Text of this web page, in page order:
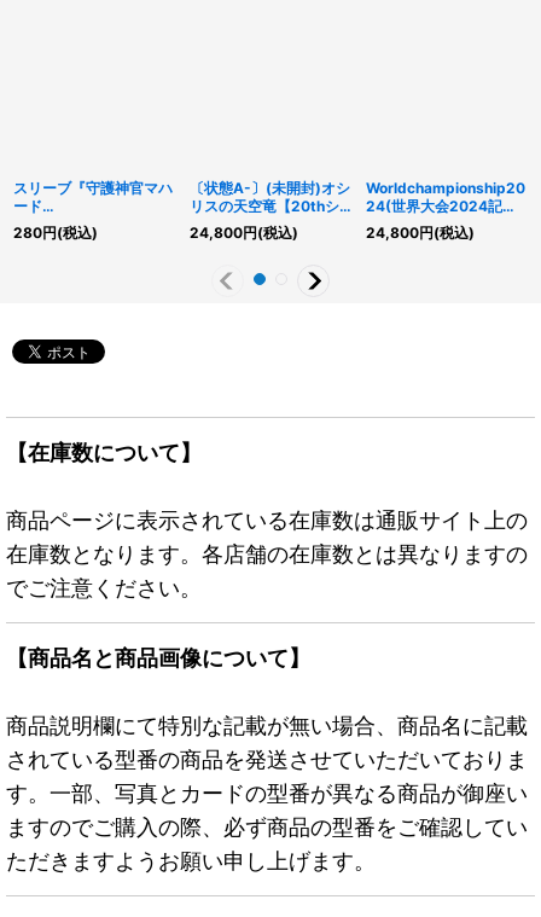
スリーブ『守護神官マハ
ード
20thANNIVERSARYキ
ャンペーン』10枚入り
280円(税込)
〔状態A-〕(未開封)オシ
リスの天空竜【20thシ
ークレット】{20DS-
JP002}《モンスター》
24,800円(税込)
Worldchampionship20
24(世界大会2024記念
プロモ)【-】{-}《その
他》
24,800円(税込)
【在庫数について】
商品ページに表示されている在庫数は通販サイト上の
在庫数となります。各店舗の在庫数とは異なりますの
でご注意ください。
【商品名と商品画像について】
商品説明欄にて特別な記載が無い場合、商品名に記載
されている型番の商品を発送させていただいておりま
す。一部、写真とカードの型番が異なる商品が御座い
ますのでご購入の際、必ず商品の型番をご確認してい
ただきますようお願い申し上げます。